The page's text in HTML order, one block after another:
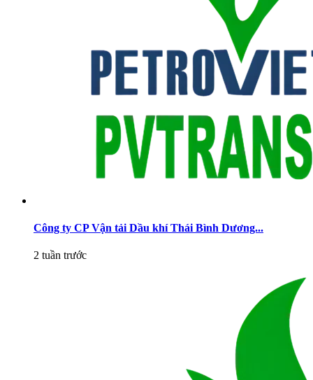
Công ty CP Vận tải Dầu khí Thái Bình Dương...
2 tuần trước